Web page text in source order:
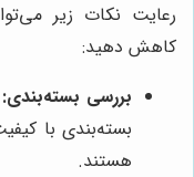
رعایت نکات زیر
کاهش دهید:
بررسی بسته‌بندی:
بسته‌بندی با
هستند.